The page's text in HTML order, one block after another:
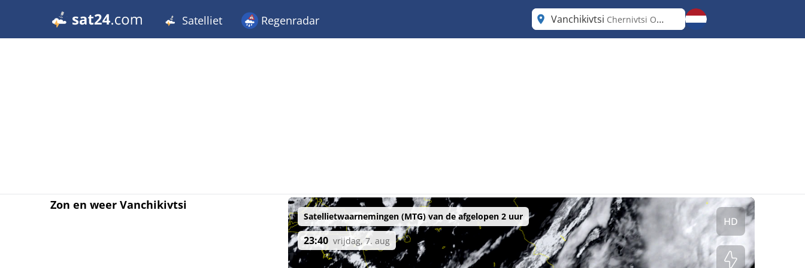
Satelliet Regenradar Vanchikivtsi Chernivtsi Oblast
Zon en weer Vanchikivtsi
Satellietwaarnemingen (MTG) van de afgelopen 2 uur
23:40 vrijdag, 7. aug